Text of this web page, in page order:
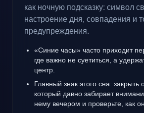
как ночную подсказку: символ
настроение дня, совпадения и
предупреждения.
«Синие часы» часто приходит
где важно не суетиться, а
центр.
Главный знак этого сна: закрыть
который давно забирает
нему вечером и проверьте, как